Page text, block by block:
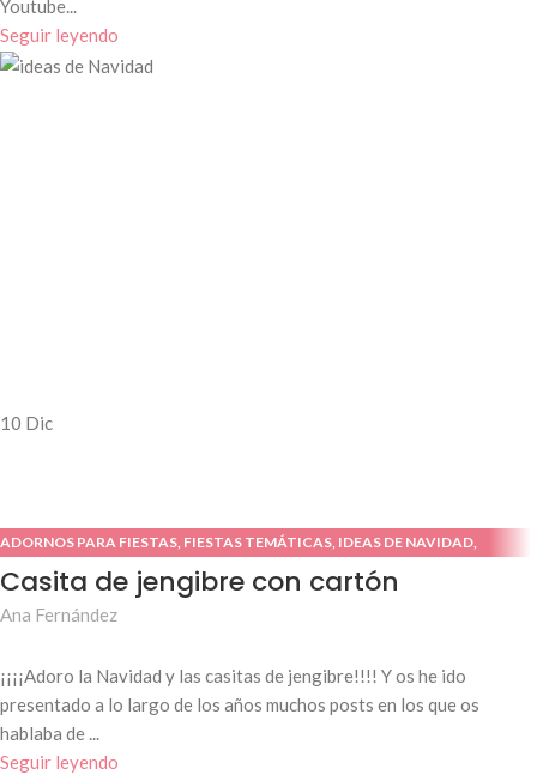
Youtube...
Seguir leyendo
10 Dic
ADORNOS PARA FIESTAS, FIESTAS TEMÁTICAS, IDEAS DE NAVIDAD,
TUTORIALES O DIY
Casita de jengibre con cartón
Ana Fernández
¡¡¡¡Adoro la Navidad y las casitas de jengibre!!!! Y os he ido
presentado a lo largo de los años muchos posts en los que os
hablaba de ...
Seguir leyendo